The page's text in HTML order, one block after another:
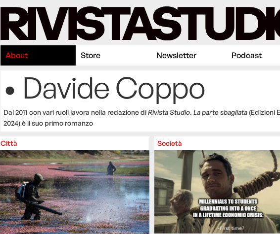
About Store Newsletter Podcast
• Davide Coppo
Dal 2011 con vari ruoli lavora nella redazione diRivista Studio. La parte sbagliata(Edizioni
2024) è il suo primo romanzo
Città Società